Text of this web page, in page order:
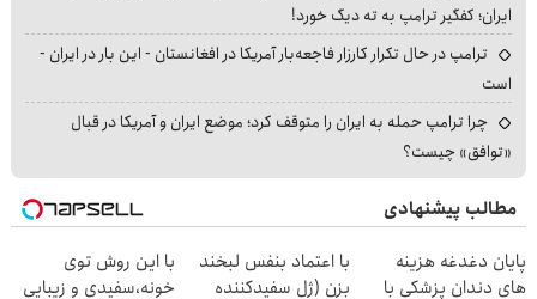
ایران؛ کفگیر ترامپ به ته دیگ خورد!
ترامپ در حال تکرار کارزار فاجعه‌بار آمریکا در افغانستان - این بار در ایران -
است
چرا ترامپ حمله به ایران را متوقف کرد؛ موضع ایران و آمریکا در قبال
«توافق» چیست؟
مطالب پیشنهادی
پایان دغدغه هزینه
های دندان پزشکی با
با اعتماد بنفس لبخند
بزن (ژل سفیدکننده
با این روش توی
خونه،سفیدی و زیبایی